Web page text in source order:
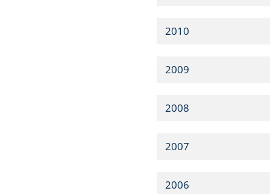
2010
2009
2008
2007
2006